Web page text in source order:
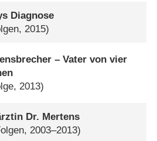
Diagnose
2015)
– Vater von vier
2013)
Dr. Mertens
2003–2013)